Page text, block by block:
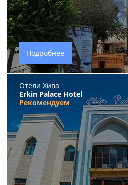
Подробнее
Отели Хива
Erkin Palace Hotel
Рекомендуем